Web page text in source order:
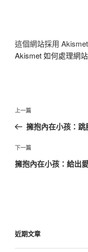
這個網站採用
Akismet 如何處理網
文
導
覽
上
一
文
章
上一篇
擁抱內在小孩：
下
一
下一篇
擁抱內在小孩：給出
近期文章